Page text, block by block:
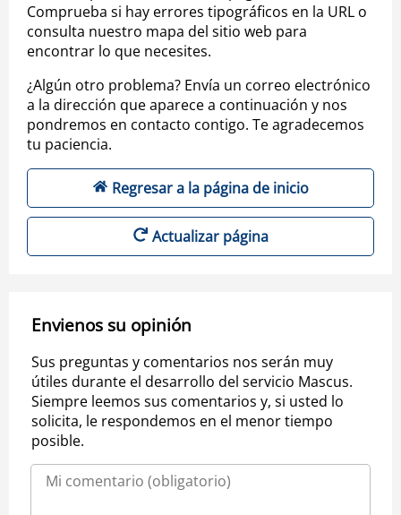
Comprueba si hay errores tipográficos en la URL o
consulta nuestro mapa del sitio web para
encontrar lo que necesites.
¿Algún otro problema? Envía un correo electrónico
a la dirección que aparece a continuación y nos
pondremos en contacto contigo. Te agradecemos
tu paciencia.
Regresar a la página de inicio
Actualizar página
Envienos su opinión
Sus preguntas y comentarios nos serán muy
útiles durante el desarrollo del servicio Mascus.
Siempre leemos sus comentarios y, si usted lo
solicita, le respondemos en el menor tiempo
posible.